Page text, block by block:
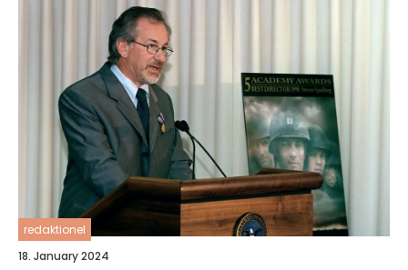
redaktionel
18. January 2024